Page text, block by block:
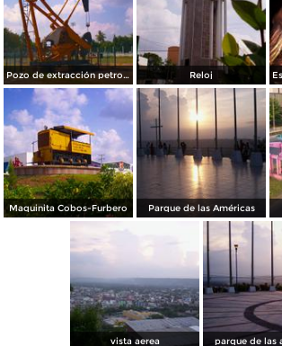
Pozo de extracción petrolera Reloj
Maquinita Cobos-Furbero Parque de las Américas
vista aerea parque de las